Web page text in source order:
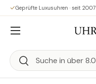
Direkt zum Inhalt
Geprüfte Luxusuhren · seit 2007
Suchen
Suchen
Menü